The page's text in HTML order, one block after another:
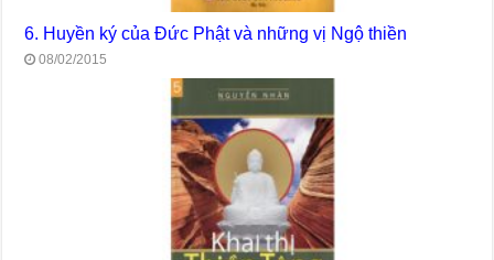
6. Huyền ký của Đức Phật và những vị Ngộ thiền
08/02/2015